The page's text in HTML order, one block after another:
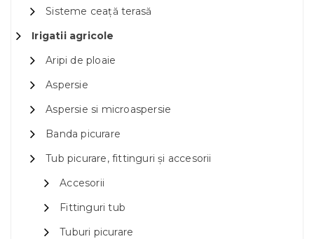
Sisteme ceață terasă
Irigatii agricole
Aripi de ploaie
Aspersie
Aspersie si microaspersie
Banda picurare
Tub picurare, fittinguri și accesorii
Accesorii
Fittinguri tub
Tuburi picurare